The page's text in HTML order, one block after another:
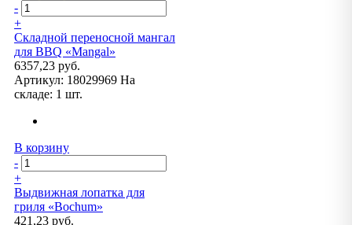
-
+
Складной переносной мангал
для BBQ «Mangal»
6357,23 руб.
Артикул: 18029969 На
складе: 1 шт.
В корзину
-
+
Выдвижная лопатка для
гриля «Bochum»
421,23 руб.